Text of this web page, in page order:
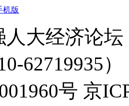
机版
人大经济论
62719935）
号 京